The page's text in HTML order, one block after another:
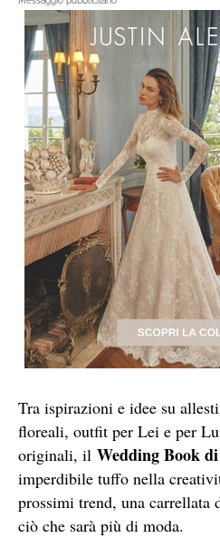
Tra ispirazioni e idee su
floreali, outfit per Lei e per
originali, il Wedding Book
imperdibile tuffo nella
prossimi trend, una
ciò che sarà più di moda.